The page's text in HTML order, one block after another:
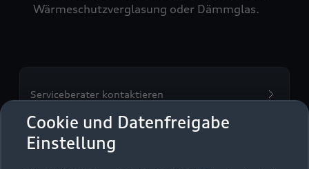
Cookie und Datenfreigabe
Einstellung
Wärmeschutzverglasung oder Dämmglas.
Serviceberater kontaktieren